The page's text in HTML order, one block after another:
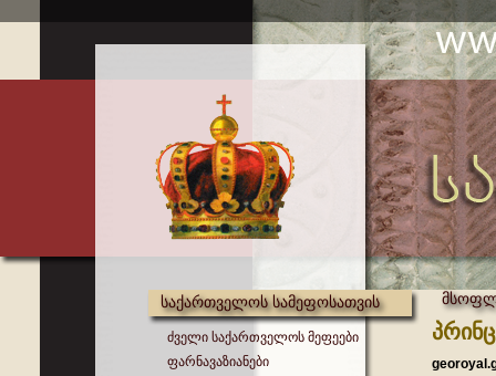
საქართველოს სამეფოსათვის
ძველი საქართველოს მეფეები
ფარნავაზიანები